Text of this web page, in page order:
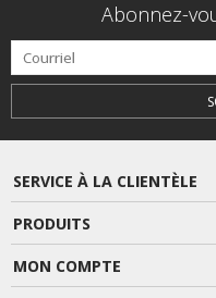
Abonnez-
SERVICE À LA CLIENTÈLE
PRODUITS
MON COMPTE